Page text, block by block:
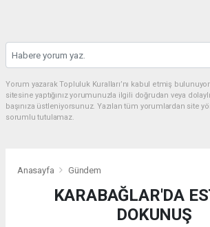
Yorum yazarak Topluluk Kuralları’nı kabul etmiş
sitesine yaptığınız yorumunuzla ilgili doğrudan veya
başınıza üstleniyorsunuz. Yazılan tüm yorumlardan site
sorumlu tutulamaz.
Anasayfa Gündem
KARABAĞLAR'DA
DOKUNUŞ